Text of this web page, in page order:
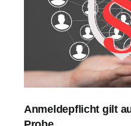
Anmeldepflicht gilt